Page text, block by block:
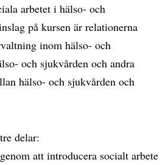
arbetet i hälso- och
på kursen är relationerna
inom hälso- och
och sjukvården och andra
hälso- och sjukvården och
delar:
att introducera socialt arbete